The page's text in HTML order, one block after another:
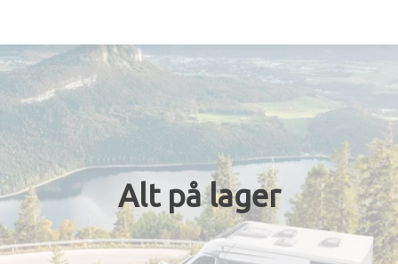
Kampanje
Verksted
Alt på lager